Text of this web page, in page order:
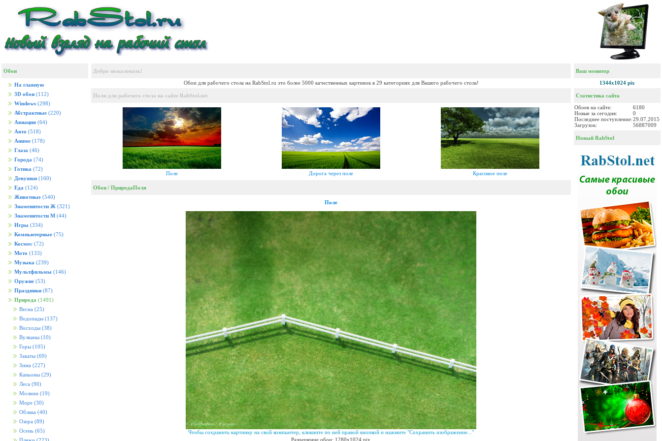
Обои
На главную
3D обои (112)
Windows (298)
Абстрактные (220)
Авиация (64)
Авто (518)
Аниме (178)
Глаза (46)
Города (74)
Готика (72)
Девушки (160)
Еда (124)
Животные (540)
Знаменитости Ж (321)
Знаменитости М (44)
Игры (334)
Компьютерные (75)
Космос (72)
Мото (133)
Музыка (239)
Мультфильмы (146)
Оружие (53)
Праздники (87)
Природа (1491)
Весна (25)
Водопады (137)
Восходы (38)
Вулканы (10)
Горы (105)
Закаты (69)
Зима (227)
Каньоны (29)
Леса (90)
Молнии (19)
Море (30)
Облака (40)
Озера (89)
Осень (65)
Добро пожаловать!
Обои для рабочего стола на RabStol.ru это более 5000 качественных картинок в 29 категориях для Вашего рабочего стола!
Поля для рабочего стола на сайте RabStol.net
Поле Дорога через поле Красивое поле
Обои / ПриродаПоля
Поле
Чтобы сохранить картинку на свой компьютер, кликните по ней правой кнопкой и нажмите "Сохранить изображение..."
Разрешение обои: 1280x1024 pix
Ваш монитор
1344x1024 pix
Статистика сайта
Обоев на сайте:
6180
Новые за сегодня:
0
Последнее поступление:29.07.2015
Загрузок:
56887009
Новый RabStol